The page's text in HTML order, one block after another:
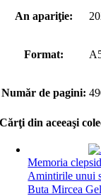
An apariţie:
Format:
Număr de pagini:
Cărţi din aceeaşi
Memoria
Amintirile unui
Buta Mircea